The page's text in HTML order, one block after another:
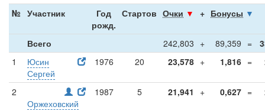
№ Участник
Год
рожд.
Стартов Очки ▼ + Бонусы ▼
Всего 242,803 + 89,359 =
1
Юсин
Сергей
1976 20 23,578 + 1,816 =
2
Оржеховский
1987 5 21,941 + 0,627 =